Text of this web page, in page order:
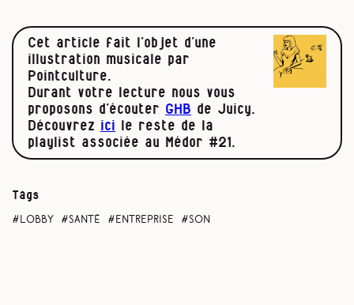
Cet article fait l’objet d’une
illustration musicale par
Pointculture.
Durant votre lecture nous vous
proposons d’écouter GHB de Juicy.
Découvrez ici le reste de la
playlist associée au Médor #21.
Tags
lobby santé entreprise son